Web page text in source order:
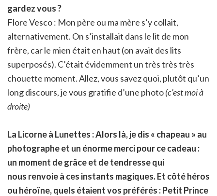
gardez vous ?
Flore Vesco : Mon père ou ma mère s’y collait,
alternativement. On s’installait dans le lit de mon
frère, car le mien était en haut (on avait des lits
superposés). C’était évidemment un très très très
chouette moment. Allez, vous savez quoi, plutôt qu’un
long discours, je vous gratifie d’une photo(c’est moi à
droite)
La Licorne à Lunettes : Alors là, je dis « chapeau » au
photographe et un énorme merci pour ce cadeau :
un moment de grâce et de tendresse qui
nous renvoie à ces instants magiques. Et côté héros
ou héroïne, quels étaient vos préférés : Petit Prince